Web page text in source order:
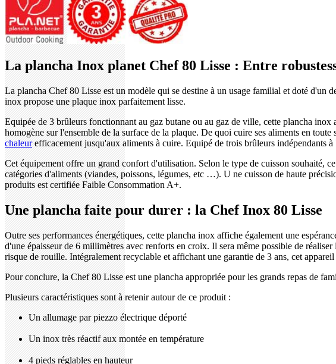
La plancha Inox planet Chef 80 Lisse : Entre
La plancha Chef 80 Lisse est un modèle qui se destine à un usage familial et doté d'un
inox propose une plaque inox parfaitement lisse.
Equipée de 3 brûleurs fonctionnant au gaz butane ou au gaz de ville, cette plancha
homogène sur l'ensemble de la surface de la plaque. De quoi cuire ses aliments en
chaleurefficacement jusqu'aux aliments à cuire. Equipé de trois brûleurs indépendants
Cet équipement offre un grand confort d'utilisation. Selon le type de cuisson souhaité,
catégories d'aliments (viandes, poissons, légumes, etc …). U ne cuisson de haute
produits est certifiée Faible Consommation A+.
Une plancha faite pour durer : la Chef Inox 80 Lisse
Outre ses performances énergétiques, cette plancha inox affiche également une
d'une épaisseur de 6 millimètres avec renforts en croix. Il sera même possible de
risque de rouille. Intégralement recyclable et affichant une garantie de 3 ans, cet
Pour conclure, la Chef 80 Lisse est une plancha appropriée pour les grands repas de
Plusieurs caractéristiques sont à retenir autour de ce produit :
Un allumage par piezzo électrique déporté
Un inox très réactif aux montée en température
4 pieds réglables en hauteur